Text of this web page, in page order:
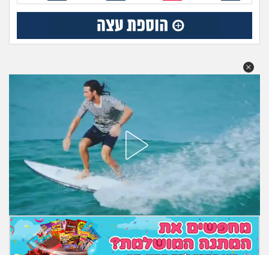
לימודים וסטודנטים
עבודה וקריירה
חברים ואנשים
בית, שכנים ושותפים
מה שעובר עליי
שומרים על הגוף
פיננסי וכלכלה
בין הסדינים